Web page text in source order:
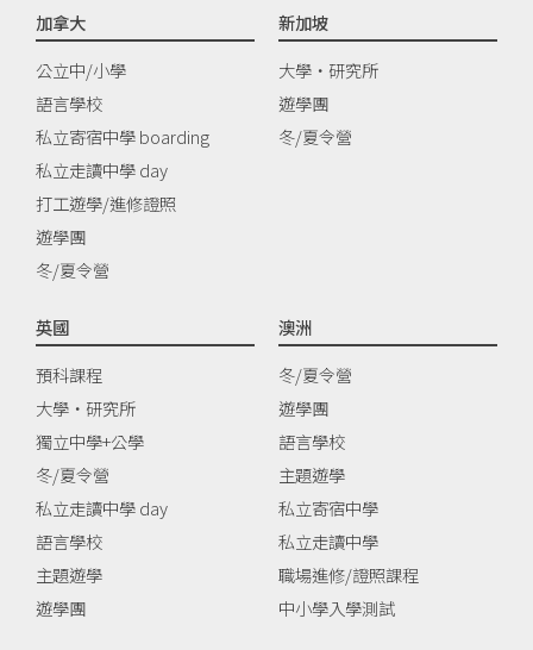
加拿大
公立中/小學
語言學校
私立寄宿中學 boarding
私立走讀中學 day
打工遊學/進修證照
遊學團
冬/夏令營
新加坡
大學‧研究所
遊學團
冬/夏令營
英國
預科課程
大學‧研究所
獨立中學+公學
冬/夏令營
私立走讀中學 day
語言學校
主題遊學
遊學團
澳洲
冬/夏令營
遊學團
語言學校
主題遊學
私立寄宿中學
私立走讀中學
職場進修/證照課程
中小學入學測試